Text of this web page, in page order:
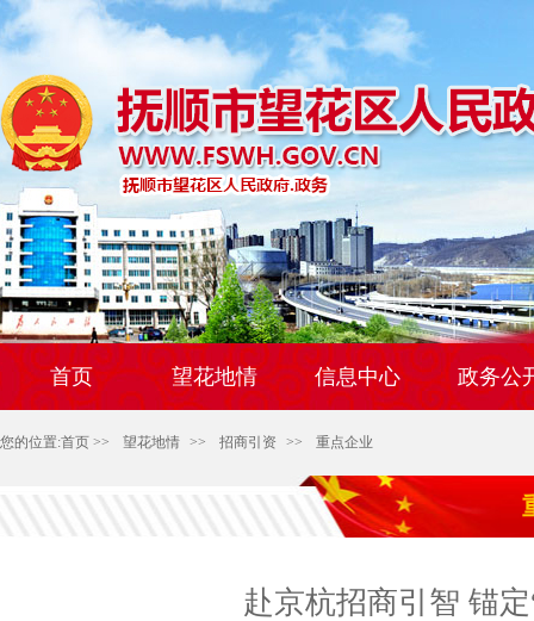
首页 望花地情 信息中心 政务公
您的位置:首页 >> 望花地情 >> 招商引资 >> 重点企业
赴京杭招商引智 锚